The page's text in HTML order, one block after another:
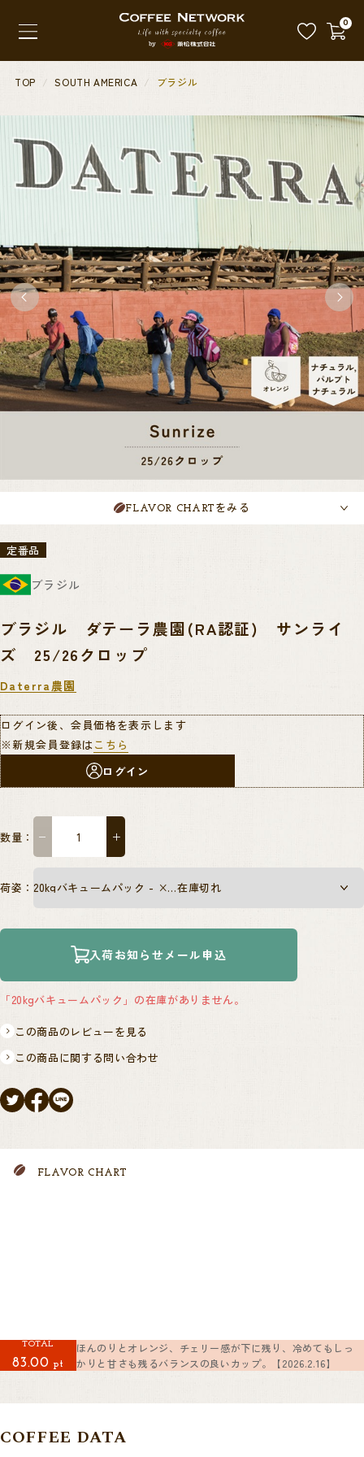
0
TOP SOUTH AMERICA ブラジル
FLAVOR CHART をみる
定番品
ブラジル
ブラジル ダテーラ農園(RA認証) サンライ
ズ 25/26クロップ
Daterra農園
ログイン後、会員価格を表示します
※新規会員登録は こちら
ログイン
数量： − ＋
荷姿：
入荷お知らせメール申込
「20kgバキュームパック」の在庫がありません。
この商品のレビューを見る
この商品に関する問い合わせ
FLAVOR CHART
TOTAL
83.00 pt
ほんのりとオレンジ、チェリー感が下に残り、冷めてもしっ
かりと甘さも残るバランスの良いカップ。【2026.2.16】
COFFEE DATA